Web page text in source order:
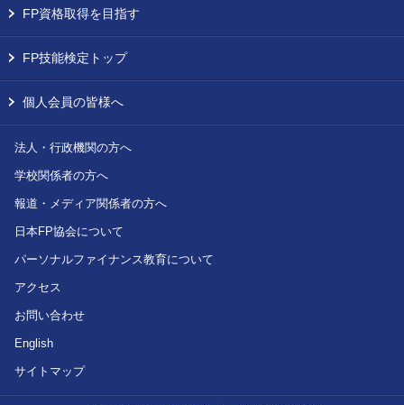
FP資格取得を目指す
FP技能検定トップ
個人会員の皆様へ
法人・行政機関の方へ
学校関係者の方へ
報道・メディア関係者の方へ
日本FP協会について
パーソナルファイナンス教育について
アクセス
お問い合わせ
English
サイトマップ